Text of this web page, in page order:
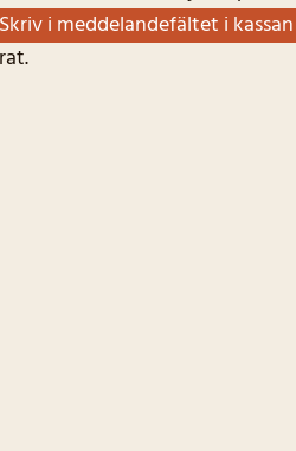
Skriv i meddelandefältet i